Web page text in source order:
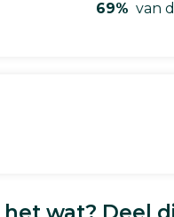
69% van